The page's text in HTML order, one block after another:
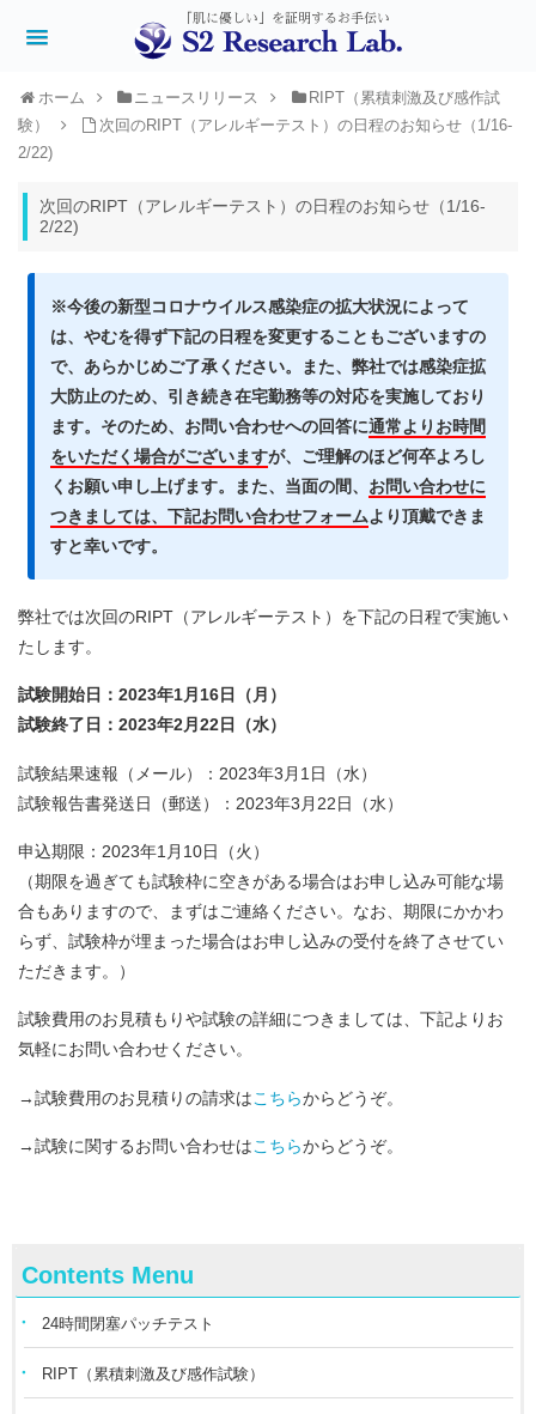
ホーム ニュースリリース
RIPT（累積刺激及び感作試
験）
次回のRIPT（アレルギーテスト）の日程のお知らせ（1/16-
2/22)
次回のRIPT（アレルギーテスト）の日程のお知らせ（1/16-
2/22)
※今後の新型コロナウイルス感染症の拡大状況によって
は、やむを得ず下記の日程を変更することもございますの
で、あらかじめご了承ください。
また、弊社では感染症拡
大防止のため、引き続き在宅勤務等の対応を実施しており
ます。そのため、お問い合わせへの回答に通常よりお時間
をいただく場合がございますが、ご理解のほど何卒よろし
くお願い申し上げます。また、当面の間、 お問い合わせに
つきましては、下記お問い合わせフォームより頂戴できま
すと幸いです。
弊社では次回のRIPT（アレルギーテスト）を下記の日程で実施い
たします。
試験開始日：2023年1月16日（月）
試験終了日：2023年2月22日（水）
試験結果速報（メール）：2023年3月1日（水）
試験報告書発送日（郵送）：2023年3月22日（水）
申込期限：2023年1月10日（火）
（期限を過ぎても試験枠に空きがある場合はお申し込み可能な場
合もありますので、まずはご連絡ください。なお、期限にかかわ
らず、試験枠が埋まった場合はお申し込みの受付を終了させてい
ただきます。）
試験費用のお見積もりや試験の詳細につきましては、下記よりお
気軽にお問い合わせください。
→試験費用のお見積りの請求はこちらからどうぞ。
→試験に関するお問い合わせはこちらからどうぞ。
Contents Menu
24時間閉塞パッチテスト
RIPT（累積刺激及び感作試験）